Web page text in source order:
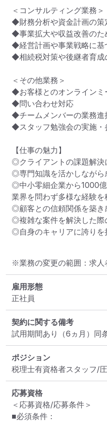
＜コンサルティング業務＞
◆財務分析や資金計画の策
◆事業拡大や収益改善のた
◆経営計画や事業戦略に基
◆相続税対策や後継者育成
＜その他業務＞
◆お客様とのオンラインミ
◆問い合わせ対応
◆チームメンバーの業務進
◆スタッフ勉強会の実施・
【仕事の魅力】
◎クライアントの課題解決
◎専門知識を活かしながら
◎中小零細企業から1000
業界を問わず多様な経験を
◎顧客との信頼関係を築き
◎複雑な案件を解決した際
◎自身のキャリアに誇りを
※業務の変更の範囲：求人
雇用形態
正社員
契約に関する備考
試用期間あり（6ヵ月）同
ポジション
税理士有資格者スタッフ/
応募資格
＜応募資格/応募条件＞
■必須条件：